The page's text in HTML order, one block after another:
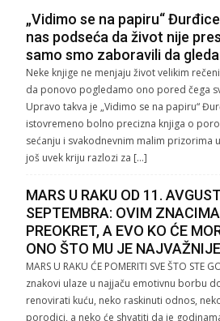
„Vidimo se na papiru“
nas podseća da život nije
samo smo zaboravili da
Neke knjige ne menjaju život velikim
da ponovo pogledamo ono pored čega
Upravo takva je „Vidimo se na papiru“
istovremeno bolno precizna knjiga o
sećanju i svakodnevnim malim prizorima
još uvek kriju razlozi za […]
MARS U RAKU OD 11.
SEPTEMBRA: OVIM
PREOKRET, A EVO KO ĆE
ONO ŠTO MU JE NAJVAŽNIJE
MARS U RAKU ĆE POMERITI SVE ŠTO STE
znakovi ulaze u najjaču emotivnu borbu
renovirati kuću, neko raskinuti odnos,
porodici, a neko će shvatiti da je